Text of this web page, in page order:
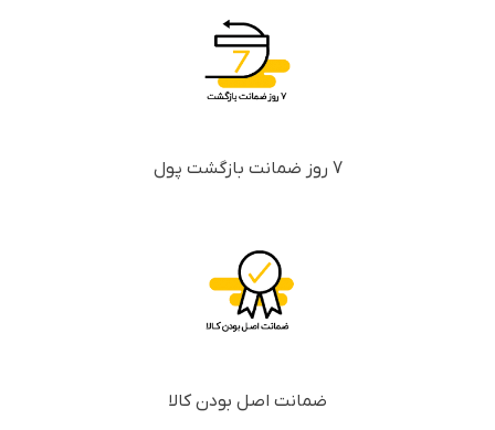
7 روز ضمانت بازگشت پول
ضمانت اصل بودن کالا